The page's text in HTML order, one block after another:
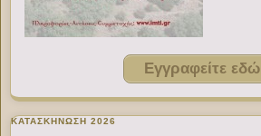
Εγγραφείτε εδώ
ΚΑΤΑΣΚΗΝΩΣΗ 2026